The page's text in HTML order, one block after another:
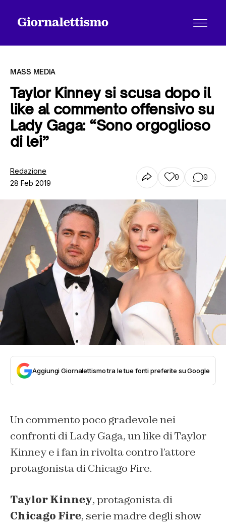
Tutti gli articoli
MASS MEDIA
Taylor Kinney si scusa dopo il
like al commento offensivo su
Lady Gaga: “Sono orgoglioso
di lei”
Redazione
28 Feb 2019
0 0
Aggiungi Giornalettismo tra le tue fonti preferite su Google
Un commento poco gradevole nei
confronti di Lady Gaga, un like di Taylor
Kinney e i fan in rivolta contro l’attore
protagonista di Chicago Fire.
Taylor Kinney, protagonista di
Chicago Fire, serie madre degli show